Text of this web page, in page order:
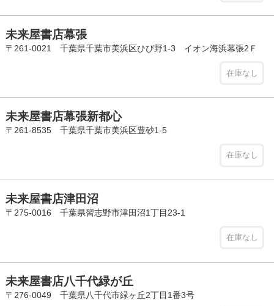
未来屋書店幕張
〒261-0021 千葉県千葉市美浜区ひび野1-3 イオン海浜幕張2Ｆ
在庫なし
未来屋書店幕張新都心
〒261-8535 千葉県千葉市美浜区豊砂1-5
在庫なし
未来屋書店津田沼
〒275-0016 千葉県習志野市津田沼1丁目23-1
在庫なし
未来屋書店八千代緑が丘
〒276-0049 千葉県八千代市緑ヶ丘2丁目1番3号